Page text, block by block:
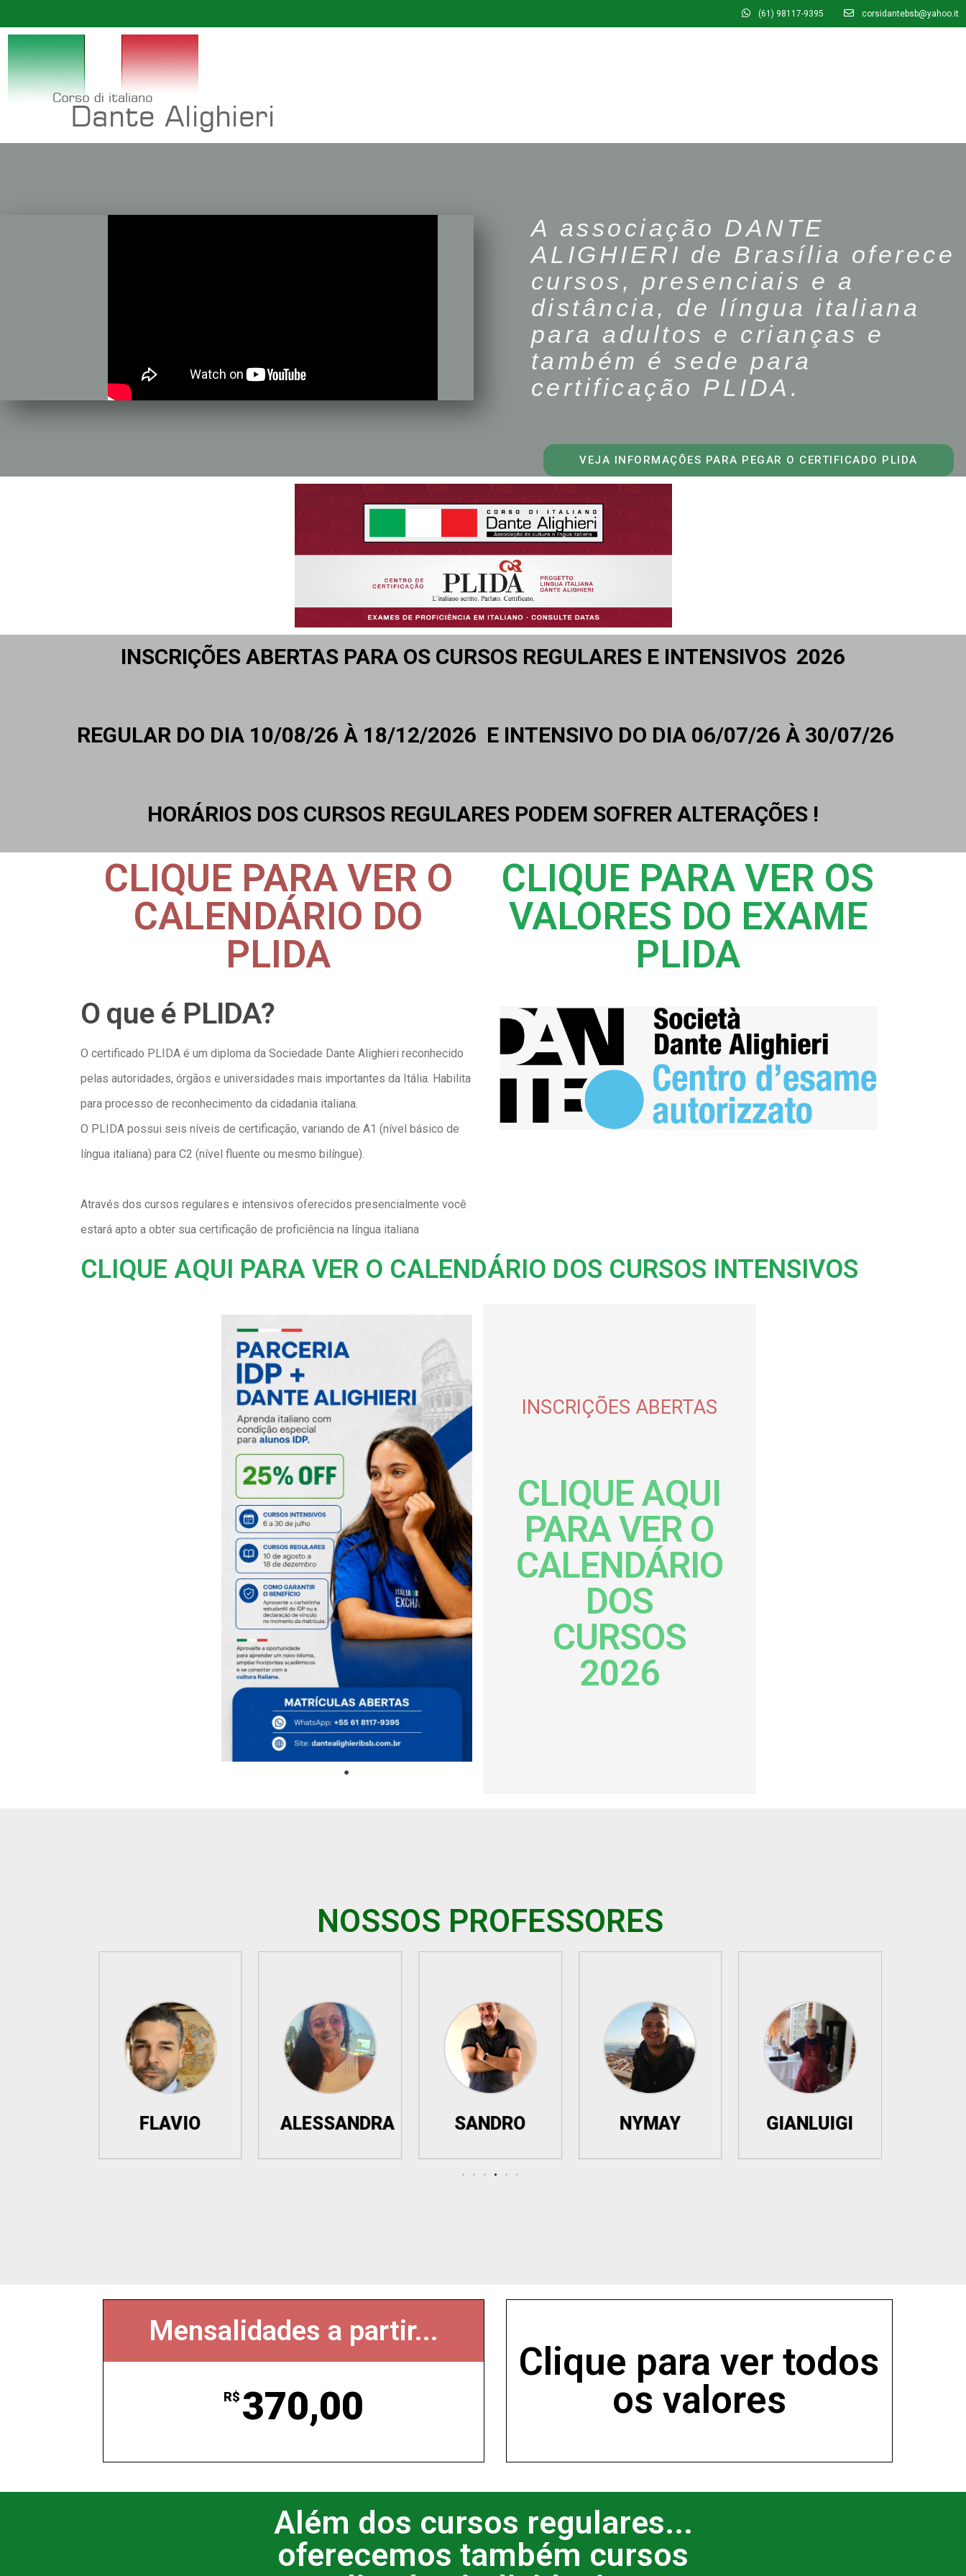
(61) 98117-9395 corsidantebsb@yahoo.it
A associação DANTE
ALIGHIERI de Brasília oferece
cursos, presenciais e a
distância, de língua italiana
para adultos e crianças e
também é sede para
certificação PLIDA.
VEJA INFORMAÇÕES PARA PEGAR O CERTIFICADO PLIDA
INSCRIÇÕES ABERTAS PARA OS CURSOS REGULARES E INTENSIVOS 2026
REGULAR DO DIA 10/08/26 À 18/12/2026 E INTENSIVO DO DIA 06/07/26 À 30/07/26
HORÁRIOS DOS CURSOS REGULARES PODEM SOFRER ALTERAÇÕES !
CLIQUE PARA VER O
CALENDÁRIO DO
PLIDA
CLIQUE PARA VER OS
VALORES DO EXAME
PLIDA
O que é PLIDA?
O certificado PLIDA é um diploma da Sociedade Dante Alighieri reconhecido
pelas autoridades, órgãos e universidades mais importantes da Itália. Habilita
para processo de reconhecimento da cidadania italiana.
O PLIDA possui seis níveis de certificação, variando de A1 (nível básico de
língua italiana) para C2 (nível fluente ou mesmo bilíngue).
Através dos cursos regulares e intensivos oferecidos presencialmente você
estará apto a obter sua certificação de proficiência na língua italiana
CLIQUE AQUI PARA VER O CALENDÁRIO DOS CURSOS INTENSIVOS
INSCRIÇÕES ABERTAS
CLIQUE AQUI
PARA VER O
CALENDÁRIO
DOS
CURSOS
2026
NOSSOS PROFESSORES
ALESSANDRA SANDRO GIANLUIGI
Mensalidades a partir...
R$ 370,00
Clique para ver todos
os valores
Além dos cursos regulares...
oferecemos também cursos